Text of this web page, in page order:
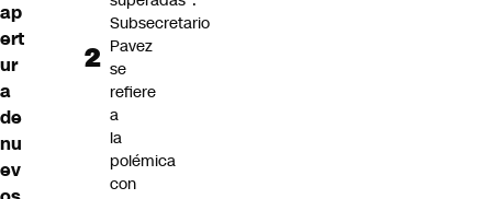
ap
ert
ur
a
de
nu
ev
Subsecretario
Pavez
se
refiere
a
la
polémica
con